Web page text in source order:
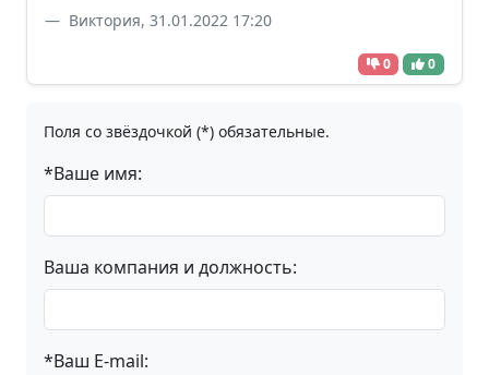
Виктория, 31.01.2022 17:20
0 0
Поля со звёздочкой (*) обязательные.
*Ваше имя:
Ваша компания и должность:
*Ваш E-mail: